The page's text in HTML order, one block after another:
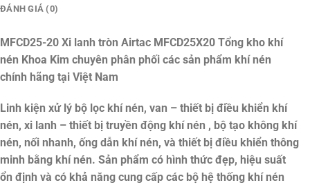
ĐÁNH GIÁ (0)
MFCD25-20 Xi lanh tròn Airtac MFCD25X20 Tổng kho khí
nén Khoa Kim chuyên phân phối các sản phẩm khí nén
chính hãng tại Việt Nam
Linh kiện xử lý bộ lọc khí nén, van – thiết bị điều khiển khí
nén, xi lanh – thiết bị truyền động khí nén , bộ tạo không khí
nén, nối nhanh, ống dẫn khí nén, và thiết bị điều khiển thông
minh bằng khí nén. Sản phẩm có hình thức đẹp, hiệu suất
ổn định và có khả năng cung cấp các bộ hệ thống khí nén